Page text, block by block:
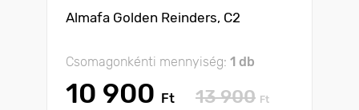
Almafa Golden Reinders, C2
Csomagonkénti mennyiség: 1 db
10 900 Ft 13 900 Ft